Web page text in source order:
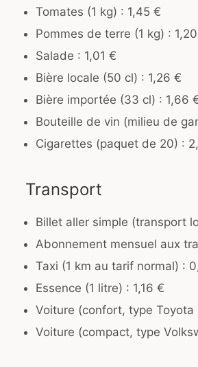
Tomates (1 kg) : 1,45 €
Pommes de terre (1 kg) :
Salade : 1,01 €
Bière locale (50 cl) : 1,26 €
Bière importée (33 cl) : 1,66
Bouteille de vin (milieu de
Cigarettes (paquet de 20) :
Transport
Billet aller simple (transport
Abonnement mensuel aux
Taxi (1 km au tarif normal) :
Essence (1 litre) : 1,16 €
Voiture (confort, type Toyota
Voiture (compact, type